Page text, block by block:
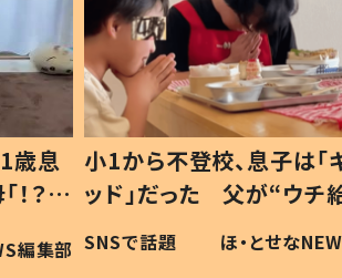
歳息
？」
編集部
小1から不登校、息子は「
ッド」だった 父が“ウチ
作り続ける理由とは #令
#令和の子
SNSで話題 ほ・とせな